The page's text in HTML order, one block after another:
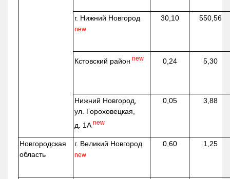
г. Нижний Новгород
new
30,10 550,56
Кстовский район new 0,24 5,30
Нижний Новгород,
ул. Гороховецкая,
д. 1А new
0,05 3,88
Новгородская
область
г. Великий Новгород
new
0,60 1,25